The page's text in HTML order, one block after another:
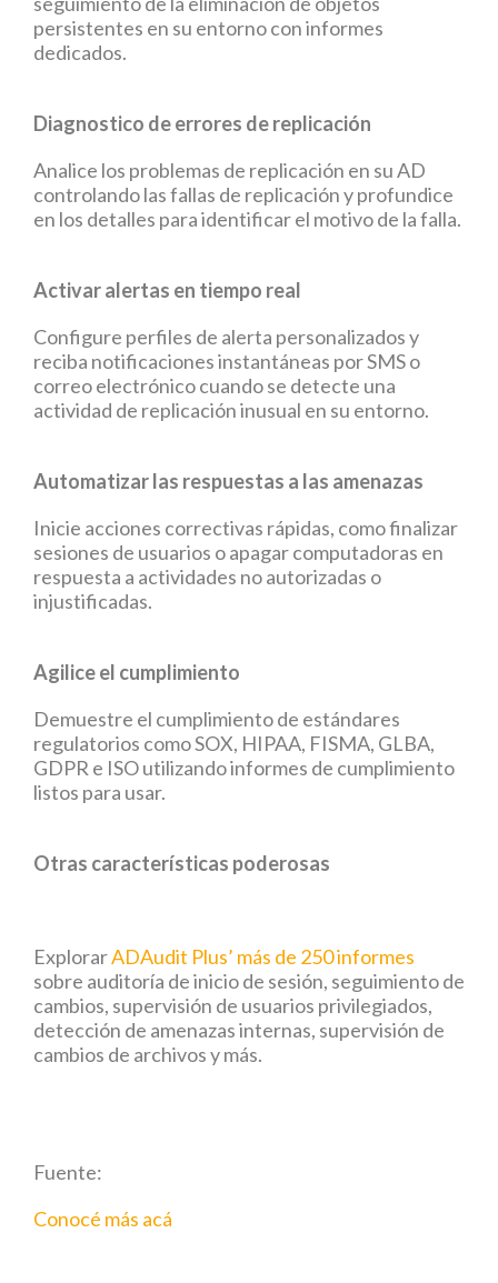
persistentes en su entorno con informes
dedicados.
Diagnostico de errores de replicación
Analice los problemas de replicación en su AD
controlando las fallas de replicación y profundice
en los detalles para identificar el motivo de la falla.
Activar alertas en tiempo real
Configure perfiles de alerta personalizados y
reciba notificaciones instantáneas por SMS o
correo electrónico cuando se detecte una
actividad de replicación inusual en su entorno.
Automatizar las respuestas a las amenazas
Inicie acciones correctivas rápidas, como finalizar
sesiones de usuarios o apagar computadoras en
respuesta a actividades no autorizadas o
injustificadas.
Agilice el cumplimiento
Demuestre el cumplimiento de estándares
regulatorios como SOX, HIPAA, FISMA, GLBA,
GDPR e ISO utilizando informes de cumplimiento
listos para usar.
Otras características poderosas
ExplorarADAudit Plus’ más de 250 informes
sobre auditoría de inicio de sesión, seguimiento de
cambios, supervisión de usuarios privilegiados,
detección de amenazas internas, supervisión de
cambios de archivos y más.
Fuente:
Conocé más acá